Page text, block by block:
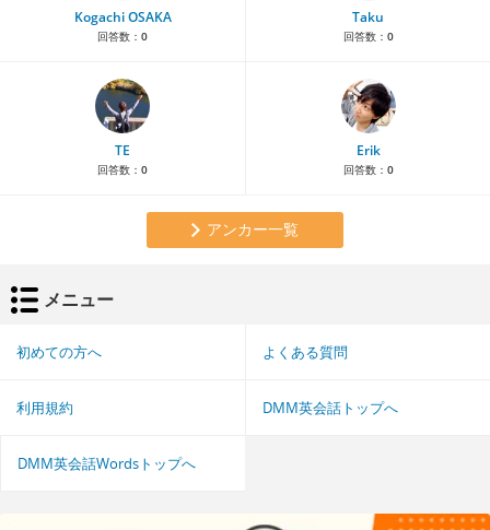
Kogachi OSAKA
回答数： 0
Taku
回答数： 0
TE
回答数： 0
Erik
回答数： 0
アンカー一覧
メニュー
初めての方へ よくある質問
利用規約 DMM英会話トップへ
DMM英会話Wordsトップへ